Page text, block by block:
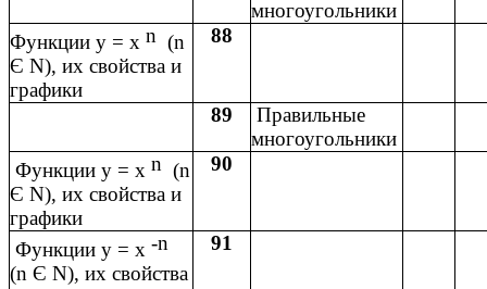
многоугольники
Функции y = x n (n
Є N), их свойства и
графики
88
89
Правильные
многоугольники
Функции y = x n (n
Є N), их свойства и
графики
90
Функции y = x -n
(n Є N), их свойства
91